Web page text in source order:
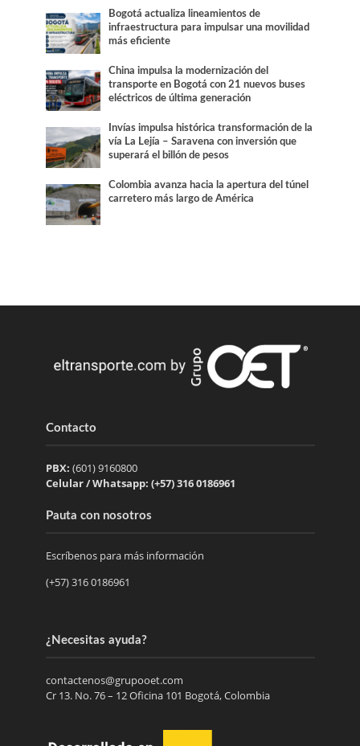
Bogotá actualiza lineamientos de
infraestructura para impulsar una movilidad
más eficiente
China impulsa la modernización del
transporte en Bogotá con 21 nuevos buses
eléctricos de última generación
Invías impulsa histórica transformación de la
vía La Lejía – Saravena con inversión que
superará el billón de pesos
Colombia avanza hacia la apertura del túnel
carretero más largo de América
Contacto
PBX: (601) 9160800
Celular / Whatsapp: (+57) 316 0186961
Pauta con nosotros
Escríbenos para más información
(+57) 316 0186961
¿Necesitas ayuda?
contactenos@grupooet.com
Cr 13. No. 76 – 12 Oficina 101 Bogotá, Colombia